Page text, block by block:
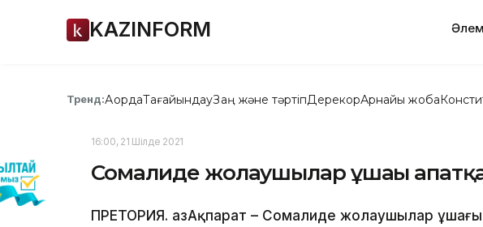
KAZINFORM
Тренд:АқордаТағайындауЗаң және тәртіпДерекқорАрнайы жоба
16:00, 21 Шілде 2021
Сомалиде жолаушылар ұшағы
ПРЕТОРИЯ. ҚазАқпарат – Сомалиде жолаушылар